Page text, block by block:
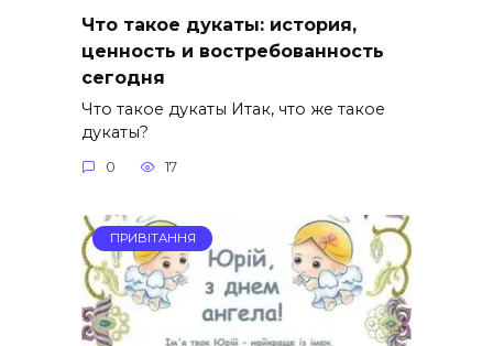
Что такое дукаты: история,
ценность и востребованность
сегодня
Что такое дукаты Итак, что же такое
дукаты?
0 17
ПРИВІТАННЯ